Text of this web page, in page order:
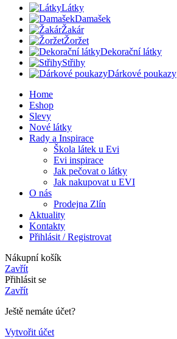
Látky
Damašek
Žakár
Žoržet
Dekorační látky
Střihy
Dárkové poukazy
Home
Eshop
Slevy
Nové látky
Rady a Inspirace
Škola látek u Evi
Evi inspirace
Jak pečovat o látky
Jak nakupovat u EVI
O nás
Prodejna Zlín
Aktuality
Kontakty
Přihlásit / Registrovat
Nákupní košík
Zavřít
Přihlásit se
Zavřít
Ještě nemáte účet?
Vytvořit účet